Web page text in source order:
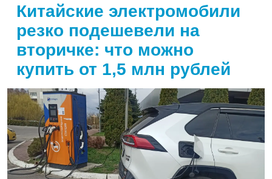
Китайские электромобили
резко подешевели на
вторичке: что можно
купить от 1,5 млн рублей